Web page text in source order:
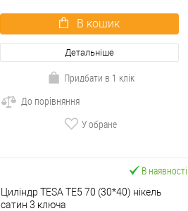
В кошик
Детальніше
Придбати в 1 клік
До порівняння
У обране
В наявності
Циліндр TESA TE5 70 (30*40) нікель
сатин 3 ключа